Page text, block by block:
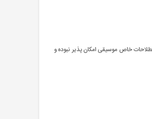
خاص موسیقی امکان پذیر نبوده و